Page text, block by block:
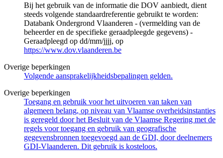
Bij het gebruik van de informatie die DOV aanbiedt, dient
steeds volgende standaardreferentie gebruikt te worden:
Databank Ondergrond Vlaanderen - (vermelding van de
beheerder en de specifieke geraadpleegde gegevens) -
Geraadpleegd op dd/mm/jjjj, op
https://www.dov.vlaanderen.be
Overige beperkingen
Volgende aansprakelijkheidsbepalingen gelden.
Overige beperkingen
Toegang en gebruik voor het uitvoeren van taken van
algemeen belang, op niveau van Vlaamse overheidsinstanties
is geregeld door het Besluit van de Vlaamse Regering met de
regels voor toegang en gebruik van geografische
gegevensbronnen toegevoegd aan de GDI, door deelnemers
GDI-Vlaanderen. Dit gebruik is kosteloos.